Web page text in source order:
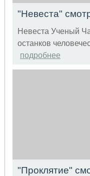
"Невеста"
Невеста Ученый
останков
подробнее
"Проклятие"